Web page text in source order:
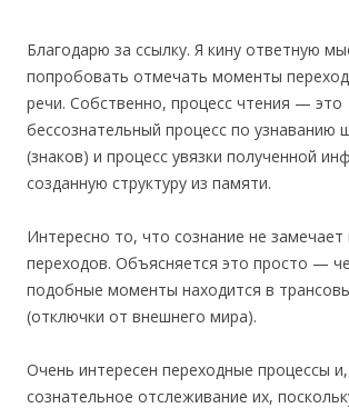
Благодарю за ссылку. Я кину ответную
попробовать отмечать моменты
речи. Собственно, процесс чтения — это
бессознательный процесс по узнаванию
(знаков) и процесс увязки полученной
созданную структуру из памяти.
Интересно то, что сознание не
переходов. Объясняется это просто —
подобные моменты находится в
(отключки от внешнего мира).
Очень интересен переходные процессы
сознательное отслеживание их,